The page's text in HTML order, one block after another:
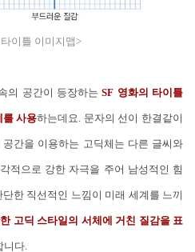
이틀 이미지맵>
의 공간이 등장하는SF 영화의 타이틀
를 사용하는데요. 문자의 선이 한결같이
간을 이용하는 고딕체는 다른 글씨와
적으로 강한 자극을 주어 남성적인 힘
한 직선적인 느낌이 미래 세계를 느끼
고딕 스타일의 서체에 거친 질감을 표
다.